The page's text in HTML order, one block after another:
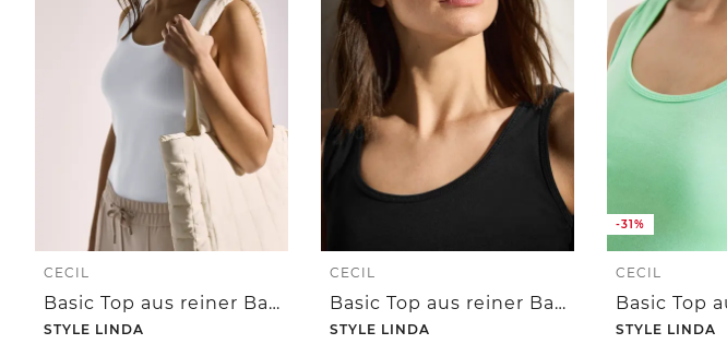
CECIL
Basic Top aus reiner Baumwolle
STYLE LINDA
CECIL
Basic Top aus reiner Baumwolle
STYLE LINDA
-31%
CECIL
STYLE LINDA